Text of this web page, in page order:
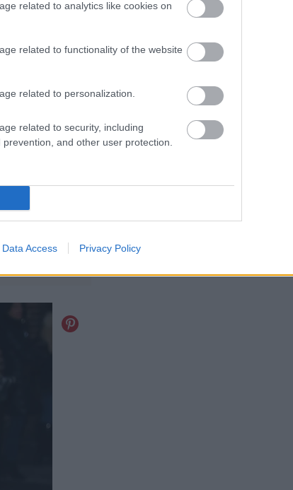
related to analytics like cookies on
related to functionality of the website
related to personalization.
related to security, including
and other user protection.
Data Access Privacy Policy